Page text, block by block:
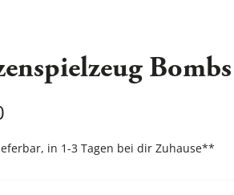
Bombs
in 1-3 Tagen bei dir Zuhause**